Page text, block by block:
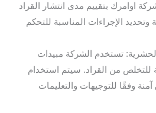
اوامرك بتقييم مدى انتشار القراد
الإجراءات المناسبة للتحكم
تستخدم الشركة مبيدات
للتخلص من القراد. سيتم استخدام
وفقًا للتوجيهات والتعليمات